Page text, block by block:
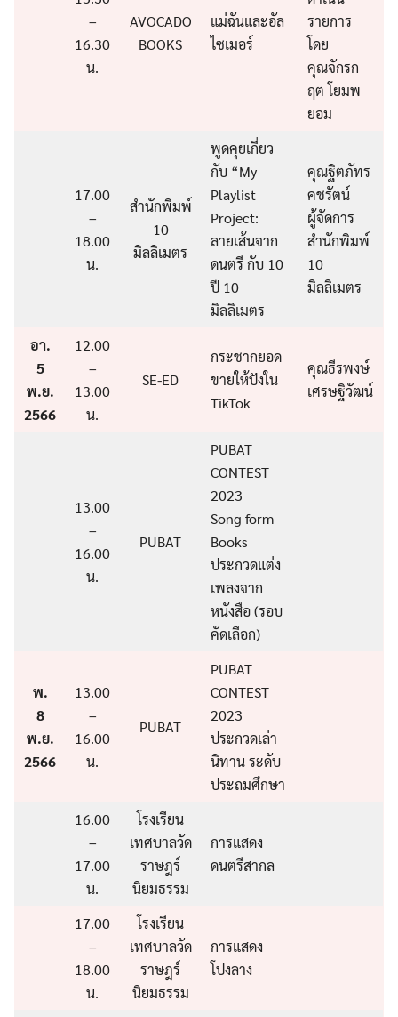
Search
–
16.30
น.
AVOCADO
BOOKS
แม่ฉันและอัล
ไซเมอร์
รายการ
โดย
คุณจักรก
ฤต โยมพ
ยอม
17.00
–
18.00
น.
สำนักพิมพ์
10
มิลลิเมตร
พูดคุยเกี่ยว
กับ “My
Playlist
Project:
ลายเส้นจาก
ดนตรี กับ 10
ปี 10
มิลลิเมตร
คุณฐิตภัทร
คชรัตน์
ผู้จัดการ
สำนักพิมพ์
10
มิลลิเมตร
อา.
5
พ.ย.
2566
12.00
–
13.00
น.
SE-ED
กระชากยอด
ขายให้ปังใน
TikTok
คุณธีรพงษ์
เศรษฐิวัฒน์
13.00
–
16.00
น.
PUBAT
PUBAT
CONTEST
2023
Song form
Books
ประกวดแต่ง
เพลงจาก
หนังสือ (รอบ
คัดเลือก)
พ.
8
พ.ย.
2566
13.00
–
16.00
น.
PUBAT
PUBAT
CONTEST
2023
ประกวดเล่า
นิทาน ระดับ
ประถมศึกษา
16.00
–
17.00
น.
โรงเรียน
เทศบาลวัด
ราษฎร์
นิยมธรรม
การแสดง
ดนตรีสากล
17.00
–
18.00
น.
โรงเรียน
เทศบาลวัด
ราษฎร์
นิยมธรรม
การแสดง
โปงลาง